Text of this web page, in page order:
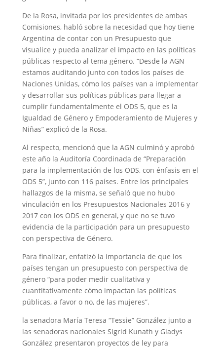
De la Rosa, invitada por los presidentes de ambas
Comisiones, habló sobre la necesidad que hoy tiene
Argentina de contar con un Presupuesto que
visualice y pueda analizar el impacto en las políticas
públicas respecto al tema género. “Desde la AGN
estamos auditando junto con todos los países de
Naciones Unidas, cómo los países van a implementar
y desarrollar sus políticas públicas para llegar a
cumplir fundamentalmente el ODS 5, que es la
Igualdad de Género y Empoderamiento de Mujeres y
Niñas” explicó de la Rosa.
Al respecto, mencionó que la AGN culminó y aprobó
este año la Auditoría Coordinada de “Preparación
para la implementación de los ODS, con énfasis en el
ODS 5”, junto con 116 países. Entre los principales
hallazgos de la misma, se señaló que no hubo
vinculación en los Presupuestos Nacionales 2016 y
2017 con los ODS en general, y que no se tuvo
evidencia de la participación para un presupuesto
con perspectiva de Género.
Para finalizar, enfatizó la importancia de que los
países tengan un presupuesto con perspectiva de
género “para poder medir cualitativa y
cuantitativamente cómo impactan las políticas
públicas, a favor o no, de las mujeres”.
la senadora María Teresa “Tessie” González junto a
las senadoras nacionales Sigrid Kunath y Gladys
González presentaron proyectos de ley para